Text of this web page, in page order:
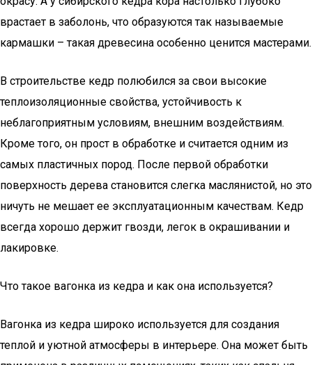
врастает в заболонь, что образуются так называемые
кармашки – такая древесина особенно ценится мастерами.
В строительстве кедр полюбился за свои высокие
теплоизоляционные свойства, устойчивость к
неблагоприятным условиям, внешним воздействиям.
Кроме того, он прост в обработке и считается одним из
самых пластичных пород. После первой обработки
поверхность дерева становится слегка маслянистой, но это
ничуть не мешает ее эксплуатационным качествам. Кедр
всегда хорошо держит гвозди, легок в окрашивании и
лакировке.
Что такое вагонка из кедра и как она используется?
Вагонка из кедра широко используется для создания
теплой и уютной атмосферы в интерьере. Она может быть